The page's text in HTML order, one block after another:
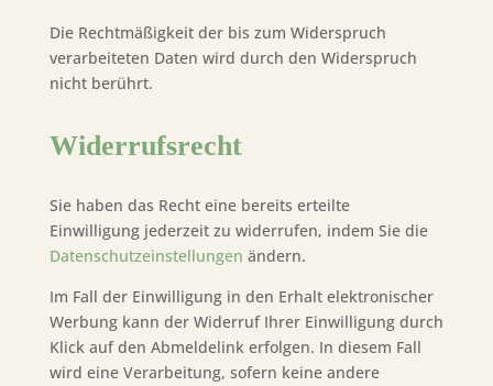
Die Rechtmäßigkeit der bis zum Widerspruch
verarbeiteten Daten wird durch den Widerspruch
nicht berührt.
Widerrufsrecht
Sie haben das Recht eine bereits erteilte
Einwilligung jederzeit zu widerrufen, indem Sie die
Datenschutzeinstellungen ändern.
Im Fall der Einwilligung in den Erhalt elektronischer
Werbung kann der Widerruf Ihrer Einwilligung durch
Klick auf den Abmeldelink erfolgen. In diesem Fall
wird eine Verarbeitung, sofern keine andere